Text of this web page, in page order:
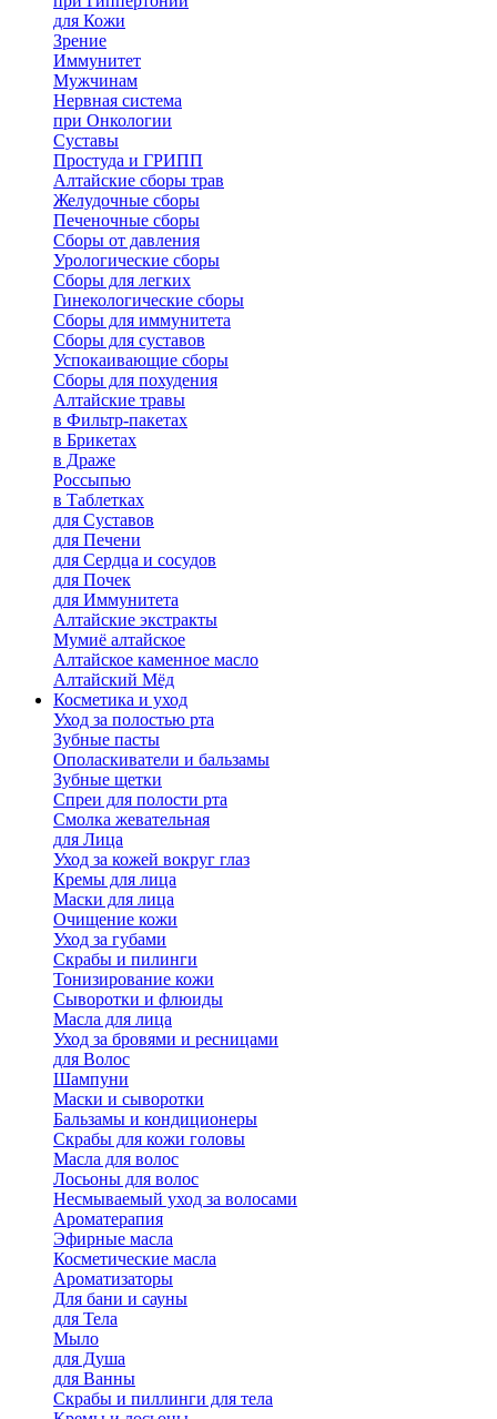
для Кожи
Зрение
Иммунитет
Мужчинам
Нервная система
при Онкологии
Суставы
Простуда и ГРИПП
Алтайские сборы трав
Желудочные сборы
Печеночные сборы
Сборы от давления
Урологические сборы
Сборы для легких
Гинекологические сборы
Сборы для иммунитета
Сборы для суставов
Успокаивающие сборы
Сборы для похудения
Алтайские травы
в Фильтр-пакетах
в Брикетах
в Драже
Россыпью
в Таблетках
для Cуставов
для Печени
для Сердца и сосудов
для Почек
для Иммунитета
Алтайские экстракты
Мумиё алтайское
Алтайское каменное масло
Алтайский Мёд
Косметика и уход
Уход за полостью рта
Зубные пасты
Ополаскиватели и бальзамы
Зубные щетки
Спреи для полости рта
Смолка жевательная
для Лица
Уход за кожей вокруг глаз
Кремы для лица
Маски для лица
Очищение кожи
Уход за губами
Скрабы и пилинги
Тонизирование кожи
Сыворотки и флюиды
Масла для лица
Уход за бровями и ресницами
для Волос
Шампуни
Маски и сыворотки
Бальзамы и кондиционеры
Скрабы для кожи головы
Масла для волос
Лосьоны для волос
Несмываемый уход за волосами
Ароматерапия
Эфирные масла
Косметические масла
Ароматизаторы
Для бани и сауны
для Тела
Мыло
для Душа
для Ванны
Скрабы и пиллинги для тела